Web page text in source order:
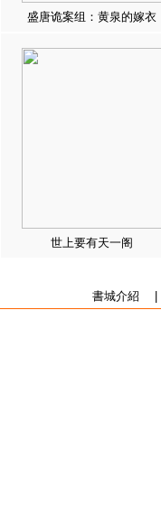
盛唐诡案组：黄泉的嫁衣
世上要有天一阁
書城介紹